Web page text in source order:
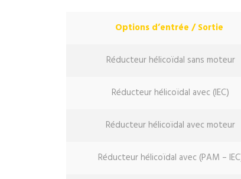
Options d’entrée / Sortie
Réducteur hélicoïdal sans moteur
Réducteur hélicoïdal avec (IEC)
Réducteur hélicoïdal avec moteur
Réducteur hélicoïdal avec (PAM –